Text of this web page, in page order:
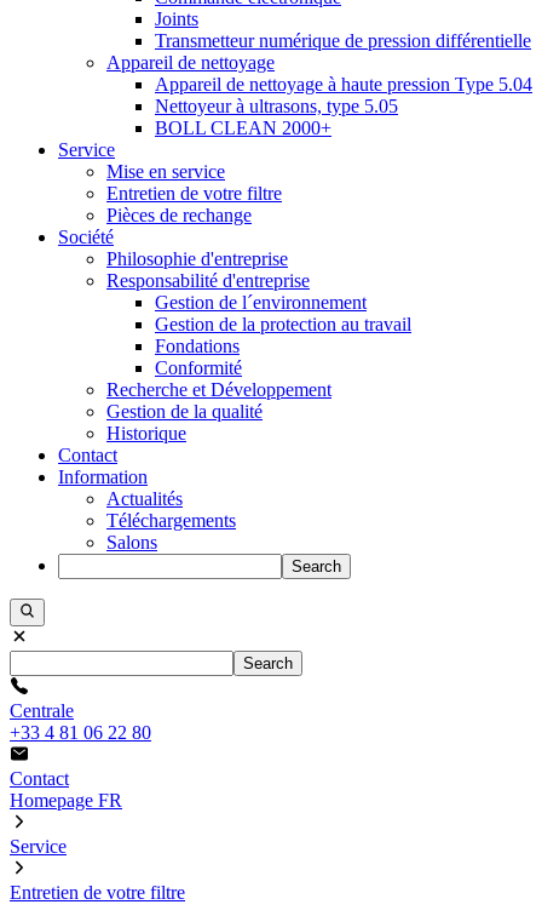
Joints
Transmetteur numérique de pression différentielle
Appareil de nettoyage
Appareil de nettoyage à haute pression Type 5.04
Nettoyeur à ultrasons, type 5.05
BOLL CLEAN 2000+
Service
Mise en service
Entretien de votre filtre
Pièces de rechange
Société
Philosophie d'entreprise
Responsabilité d'entreprise
Gestion de l´environnement
Gestion de la protection au travail
Fondations
Conformité
Recherche et Développement
Gestion de la qualité
Historique
Contact
Information
Actualités
Téléchargements
Salons
Search
Search
Centrale
+33 4 81 06 22 80
Contact
Homepage FR
Service
Entretien de votre filtre